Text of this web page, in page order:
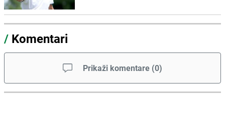
/ Komentari
Prikaži komentare (0)